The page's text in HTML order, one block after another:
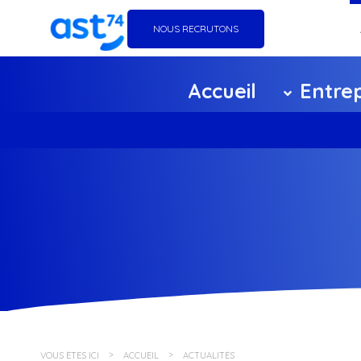
NOUS RECRUTONS
Accueil
VOUS ÊTES ICI ACCUEIL ACTUALITÉS